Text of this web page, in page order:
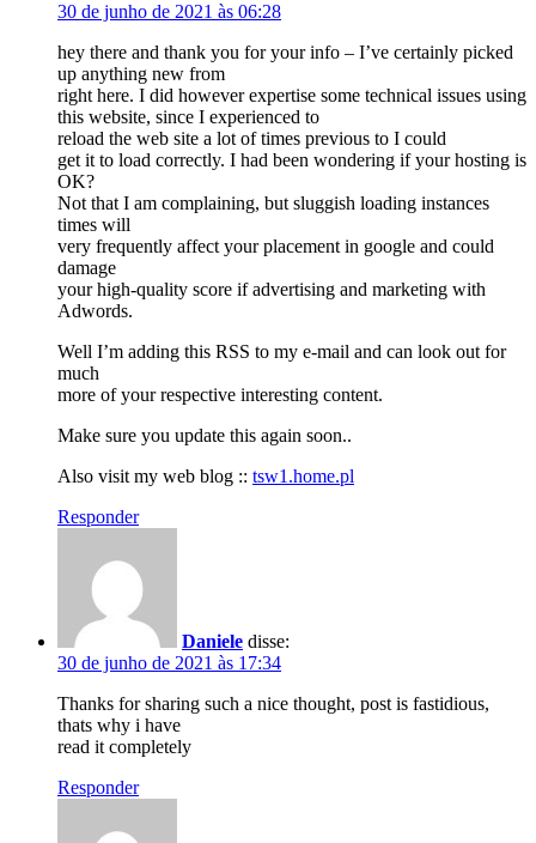
30 de junho de 2021 às 06:28
hey there and thank you for your info – I’ve certainly picked
up anything new from
right here. I did however expertise some technical issues using
this website, since I experienced to
reload the web site a lot of times previous to I could
get it to load correctly. I had been wondering if your hosting is
OK?
Not that I am complaining, but sluggish loading instances
times will
very frequently affect your placement in google and could
damage
your high-quality score if advertising and marketing with
Adwords.
Well I’m adding this RSS to my e-mail and can look out for
much
more of your respective interesting content.
Make sure you update this again soon..
Also visit my web blog :: tsw1.home.pl
Responder
Daniele disse:
30 de junho de 2021 às 17:34
Thanks for sharing such a nice thought, post is fastidious,
thats why i have
read it completely
Responder